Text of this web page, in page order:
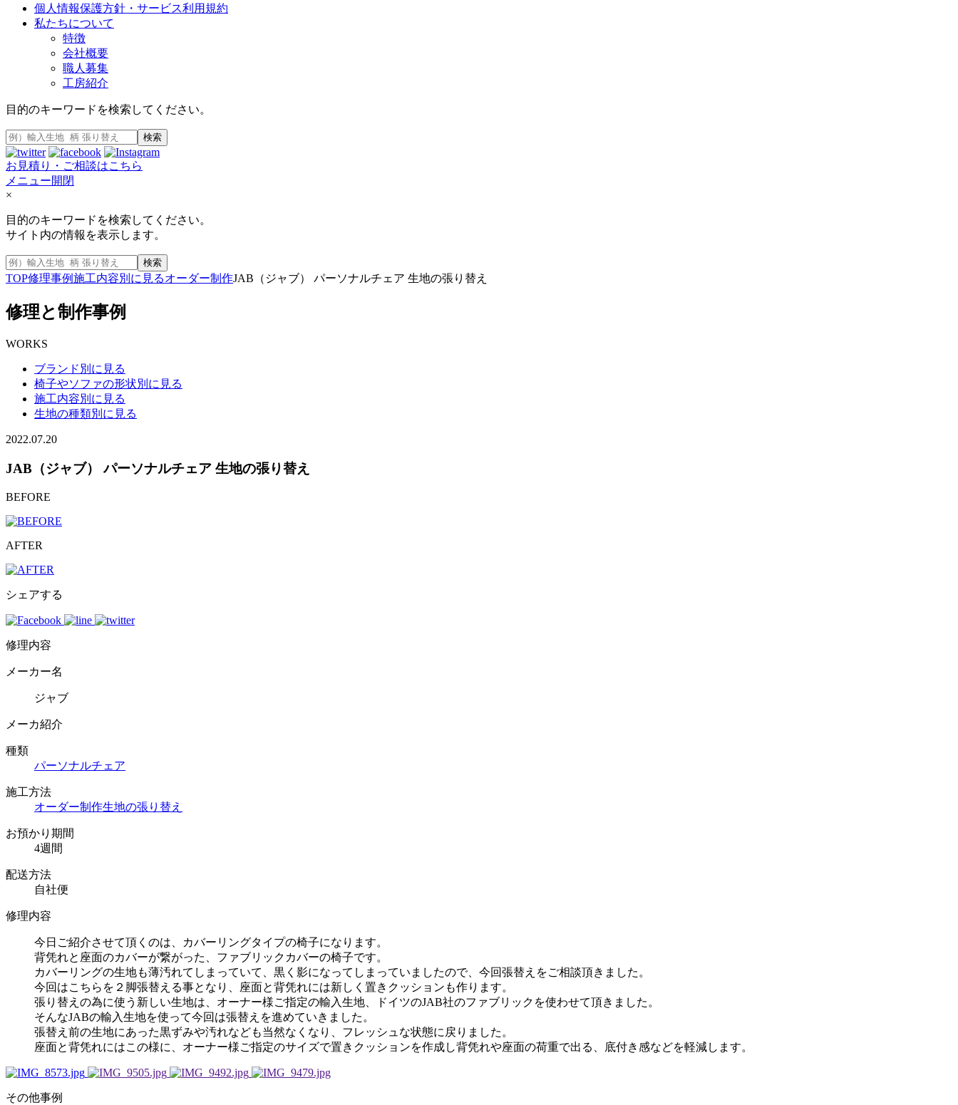
個人情報保護方針・サービス利用規約
私たちについて
特徴
会社概要
職人募集
工房紹介
目的のキーワードを検索してください。
検索
お見積り・ご相談はこちら
メニュー開閉
×
目的のキーワードを検索してください。
サイト内の情報を表示します。
検索
TOP修理事例施工内容別に見るオーダー制作JAB（ジャブ） パーソナルチェア 生地の張り替え
修理と制作事例
WORKS
ブランド別に見る
椅子やソファの形状別に見る
施工内容別に見る
生地の種類別に見る
2022.07.20
JAB（ジャブ） パーソナルチェア 生地の張り替え
BEFORE
AFTER
シェアする
修理内容
メーカー名
ジャブ
メーカ紹介
種類
パーソナルチェア
施工方法
オーダー制作生地の張り替え
お預かり期間
4週間
配送方法
自社便
修理内容
今日ご紹介させて頂くのは、カバーリングタイプの椅子になります。
背凭れと座面のカバーが繋がった、ファブリックカバーの椅子です。
カバーリングの生地も薄汚れてしまっていて、黒く影になってしまっていましたので、今回張替えをご相談頂きました。
今回はこちらを２脚張替える事となり、座面と背凭れには新しく置きクッションも作ります。
張り替えの為に使う新しい生地は、オーナー様ご指定の輸入生地、ドイツのJAB社のファブリックを使わせて頂きました。
そんなJABの輸入生地を使って今回は張替えを進めていきました。
張替え前の生地にあった黒ずみや汚れなども当然なくなり、フレッシュな状態に戻りました。
座面と背凭れにはこの様に、オーナー様ご指定のサイズで置きクッションを作成し背凭れや座面の荷重で出る、底付き感などを軽減します。
その他事例